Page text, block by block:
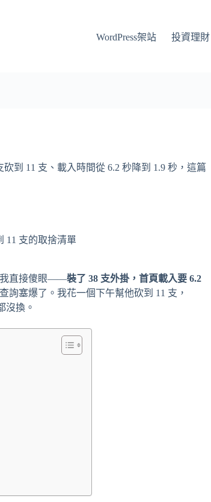
WordPress架站 投資理財
到 11 支、載入時間從 6.2 秒降到 1.9 秒，這篇
11 支的取捨清單
我直接傻眼——裝了 38 支外掛，首頁載入要 6.2
詢塞爆了。我花一個下午幫他砍到 11 支，
沒換。